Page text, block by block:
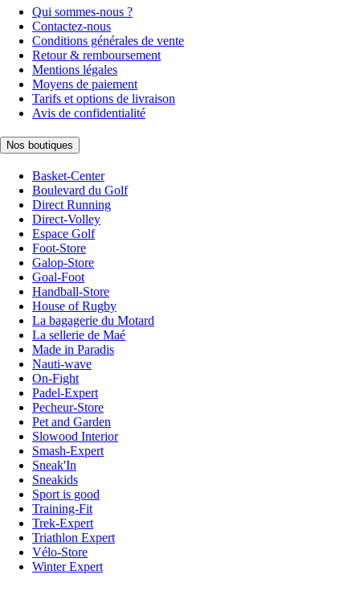
Qui sommes-nous ?
Contactez-nous
Conditions générales de vente
Retour & remboursement
Mentions légales
Moyens de paiement
Tarifs et options de livraison
Avis de confidentialité
Nos boutiques
Basket-Center
Boulevard du Golf
Direct Running
Direct-Volley
Espace Golf
Foot-Store
Galop-Store
Goal-Foot
Handball-Store
House of Rugby
La bagagerie du Motard
La sellerie de Maé
Made in Paradis
Nauti-wave
On-Fight
Padel-Expert
Pecheur-Store
Pet and Garden
Slowood Interior
Smash-Expert
Sneak'In
Sneakids
Sport is good
Training-Fit
Trek-Expert
Triathlon Expert
Vélo-Store
Winter Expert